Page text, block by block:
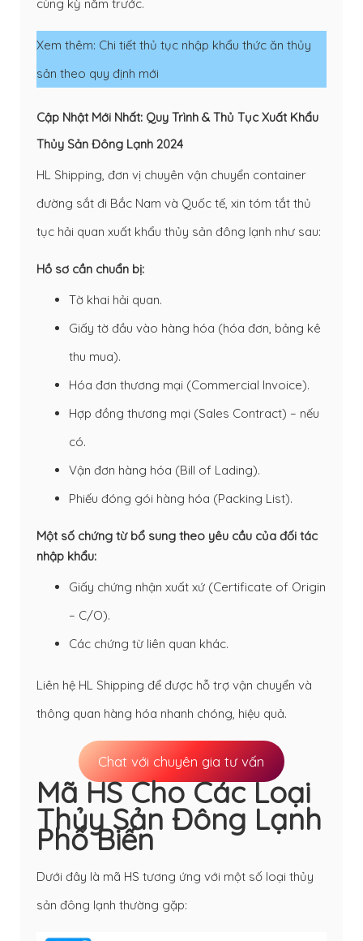
cùng kỳ năm trước.
Xem thêm: Chi tiết thủ tục nhập khẩu thức ăn thủy
sản theo quy định mới
Cập Nhật Mới Nhất: Quy Trình & Thủ Tục Xuất Khẩu
Thủy Sản Đông Lạnh 2024
HL Shipping, đơn vị chuyên vận chuyển container
đường sắt đi Bắc Nam và Quốc tế, xin tóm tắt thủ
tục hải quan xuất khẩu thủy sản đông lạnh như sau:
Hồ sơ cần chuẩn bị:
Tờ khai hải quan.
Giấy tờ đầu vào hàng hóa (hóa đơn, bảng kê
thu mua).
Hóa đơn thương mại (Commercial Invoice).
Hợp đồng thương mại (Sales Contract) – nếu
có.
Vận đơn hàng hóa (Bill of Lading).
Phiếu đóng gói hàng hóa (Packing List).
Một số chứng từ bổ sung theo yêu cầu của đối tác
nhập khẩu:
Giấy chứng nhận xuất xứ (Certificate of Origin
– C/O).
Các chứng từ liên quan khác.
Liên hệ HL Shipping để được hỗ trợ vận chuyển và
thông quan hàng hóa nhanh chóng, hiệu quả.
Chat với chuyên gia tư vấn
Mã HS Cho Các Loại
Thủy Sản Đông Lạnh
Phổ Biến
Dưới đây là mã HS tương ứng với một số loại thủy
sản đông lạnh thường gặp: